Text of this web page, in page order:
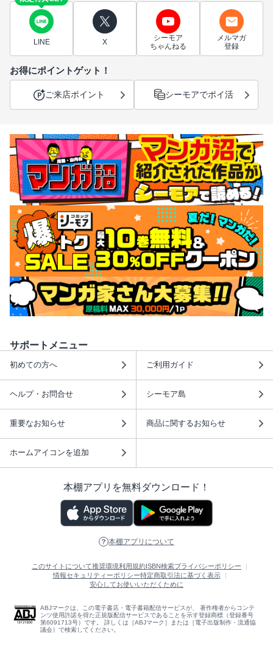
LINE X
シーモア
ちゃんねる
メルマガ
登録
お得にポイントゲット！
ご来店ポイント シーモアでポイ活
サポートメニュー
初めての方へ ご利用ガイド
ヘルプ・お問合せ シーモア島
重要なお知らせ 商品に関するお知らせ
ホームアイコンを追加
本棚アプリを無料ダウンロード！
本棚アプリについて
このサイトについて推奨環境利用規約ISBN検索プライバシーポリシー
情報セキュリティーポリシー特定商取引法に基づく表示
安心してお使いいただくために
ABJマークは、この電子書店・電子書籍配信サービスが、 著作権者からコンテ
ンツ使用許諾を得た正規版配信サービスであることを示す登録商標（登録番号
第6091713号）です。 詳しくは［ABJマーク］または［電子出版制作・流通協
議会］で検索してください。